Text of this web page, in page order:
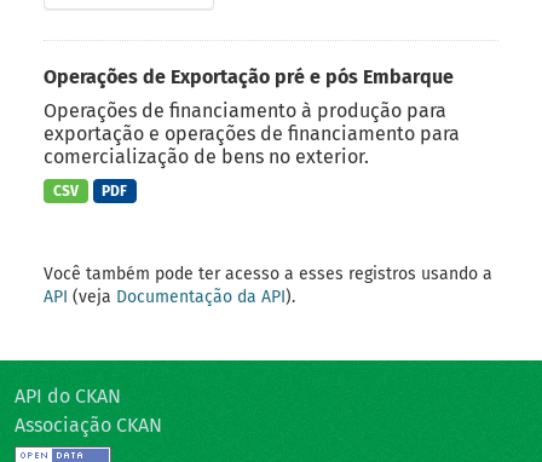
Operações de Exportação pré e pós Embarque
Operações de financiamento à produção para
exportação e operações de financiamento para
comercialização de bens no exterior.
CSV PDF
Você também pode ter acesso a esses registros usando a
API (veja Documentação da API).
API do CKAN
Associação CKAN